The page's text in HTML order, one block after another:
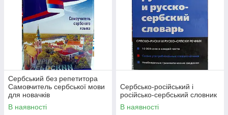
Сербський без репетитора
Самовчитель сербської мови
для новачків
В наявності
Сербсько-російський і
російсько-сербський словник
В наявності